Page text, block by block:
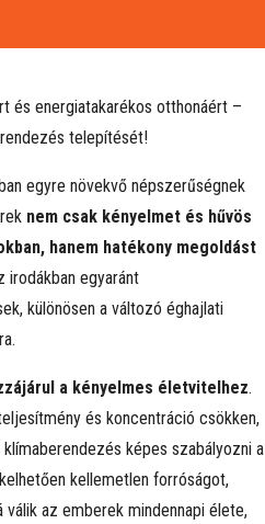
és energiatakarékos otthonáért –
telepítését!
egyre növekvő népszerűségnek
nem csak kényelmet és hűvös
hanem hatékony megoldást
irodákban egyaránt
különösen a változó éghajlati
a kényelmes életvitelhez.
és koncentráció csökken,
képes szabályozni a
kellemetlen forróságot,
az emberek mindennapi élete,